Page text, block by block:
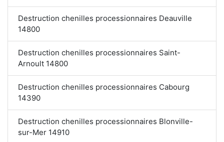
Destruction chenilles processionnaires Deauville
14800
Destruction chenilles processionnaires Saint-
Arnoult 14800
Destruction chenilles processionnaires Cabourg
14390
Destruction chenilles processionnaires Blonville-
sur-Mer 14910